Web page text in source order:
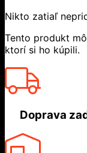
Nikto zatiaľ
Tento produkt
ktorí si ho kúpili.
Doprava